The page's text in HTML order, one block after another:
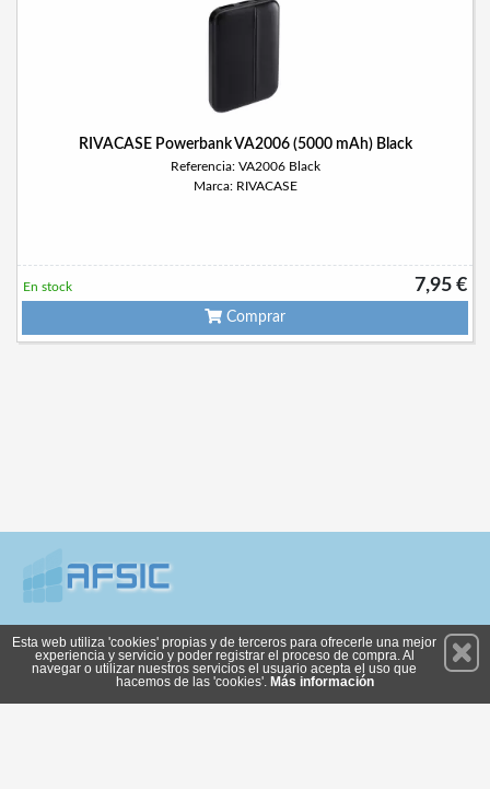
RIVACASE Powerbank VA2006 (5000 mAh) Black
Referencia: VA2006 Black
Marca: RIVACASE
7,95 €
En stock
Comprar
Suscríbete
Esta web utiliza 'cookies' propias y de terceros para ofrecerle una mejor
experiencia y servicio y poder registrar el proceso de compra. Al
navegar o utilizar nuestros servicios el usuario acepta el uso que
hacemos de las 'cookies'. Más información